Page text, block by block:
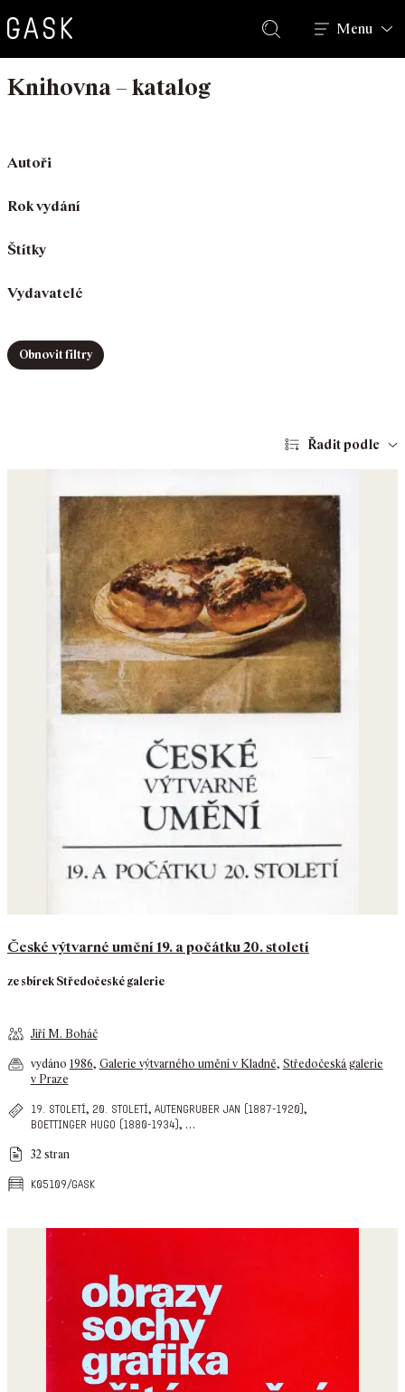
Hledat
Menu
Knihovna – katalog
Autoři
Rok vydání
Štítky
Vydavatelé
Obnovit filtry
Řadit podle
České výtvarné umění 19. a počátku 20. století
ze sbírek Středočeské galerie
Jiří M. Boháč
vydáno 1986, Galerie výtvarného umění v Kladně, Středočeská galerie
v Praze
19. století, 20. století, autengruber jan (1887-1920),
boettinger hugo (1880-1934), …
32 stran
k05109/gask